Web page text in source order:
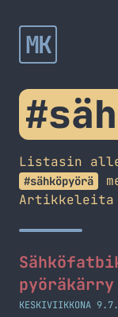
MK
Listasin
#sähköpyörä
Artikkeleita
pyöräkärry
KESKIVIIKKONA